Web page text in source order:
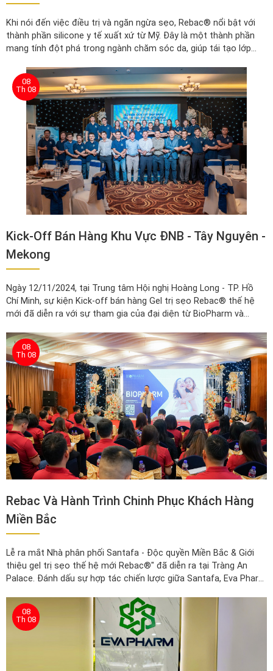
Khi nói đến việc điều trị và ngăn ngừa sẹo, Rebac® nổi bật với
thành phần silicone y tế xuất xứ từ Mỹ. Đây là một thành phần
mang tính đột phá trong ngành chăm sóc da, giúp tái tạo lớp
thời gian ngắn.
08
Th 08
Kick-Off Bán Hàng Khu Vực ĐNB - Tây Nguyên -
Mekong
Ngày 12/11/2024, tại Trung tâm Hội nghị Hoàng Long - TP. Hồ
Chí Minh, sự kiện Kick-off bán hàng Gel trị sẹo Rebac® thế hệ
mới đã diễn ra với sự tham gia của đại diện từ BioPharm và
Đông Nam Bộ, Trung Tây Nguyên và Mekong.
08
Th 08
Rebac Và Hành Trình Chinh Phục Khách Hàng
Miền Bắc
Lễ ra mắt Nhà phân phối Santafa - Độc quyền Miền Bắc & Giới
thiệu gel trị sẹo thế hệ mới Rebac®" đã diễn ra tại Tràng An
Palace. Đánh dấu sự hợp tác chiến lược giữa Santafa, Eva Pharm
và trị sẹo.
08
Th 08